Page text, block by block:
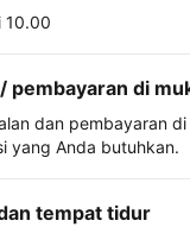
10.00
pembayaran di
dan pembayaran
yang Anda butuhkan.
tempat tidur